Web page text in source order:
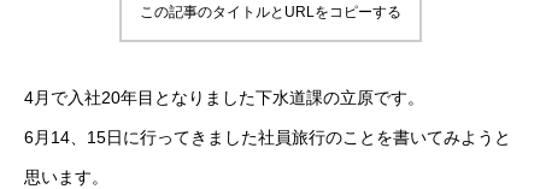
この記事のタイトルとURLをコピーする
4月で入社20年目となりました下水道課の立原です。
6月14、15日に行ってきました社員旅行のことを書いてみようと
思います。